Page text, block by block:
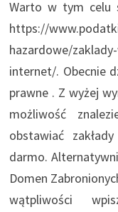
Warto w tym celu
https://
hazardowe/
internet/. Obecnie
prawne . Z wyżej
możliwość
obstawiać
darmo.
Domen
wątpliwości